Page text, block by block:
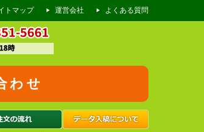
トマップ 運営会社 よくある質問
わせ
リフォーム会社のチラシ
リフォーム会社の懸垂幕
リフォーム会社の火災保険申請チラシ
古美術買取店のチラシ
仕出し店の折込チラシ
調理師専門学校のオープンキャンパス告知チラシ
製菓専門学校のオープンキャンパス告知チラシ
リフォーム会社様のチラシ
塾のオープンチラシ